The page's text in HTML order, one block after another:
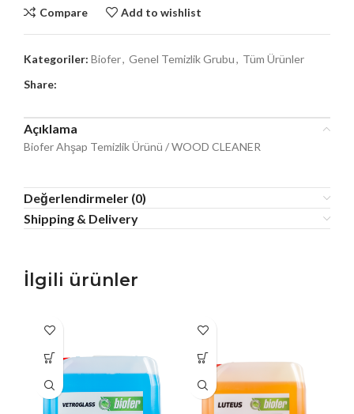
Compare Add to wishlist
Kategoriler: Biofer, Genel Temizlik Grubu, Tüm Ürünler
Share:
Açıklama
Biofer Ahşap Temizlik Ürünü / WOOD CLEANER
Değerlendirmeler (0)
Shipping & Delivery
İlgili ürünler